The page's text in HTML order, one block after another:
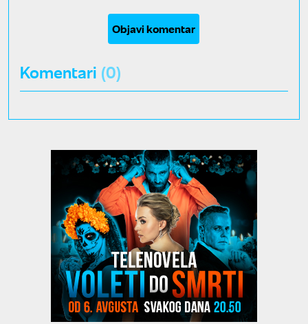
Objavi komentar
Komentari (0)